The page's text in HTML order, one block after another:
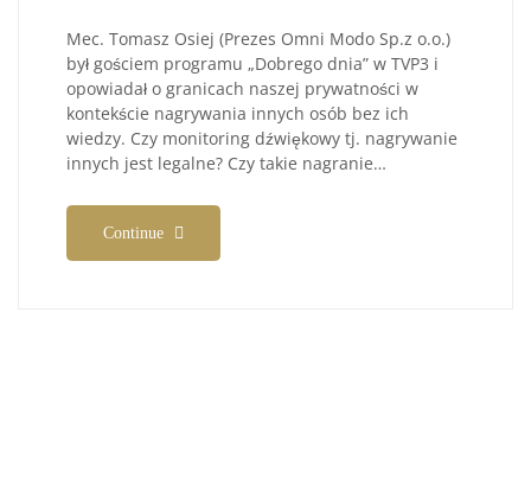
Mec. Tomasz Osiej (Prezes Omni Modo Sp.z o.o.)
był gościem programu „Dobrego dnia” w TVP3 i
opowiadał o granicach naszej prywatności w
kontekście nagrywania innych osób bez ich
wiedzy. Czy monitoring dźwiękowy tj. nagrywanie
innych jest legalne? Czy takie nagranie…
Continue